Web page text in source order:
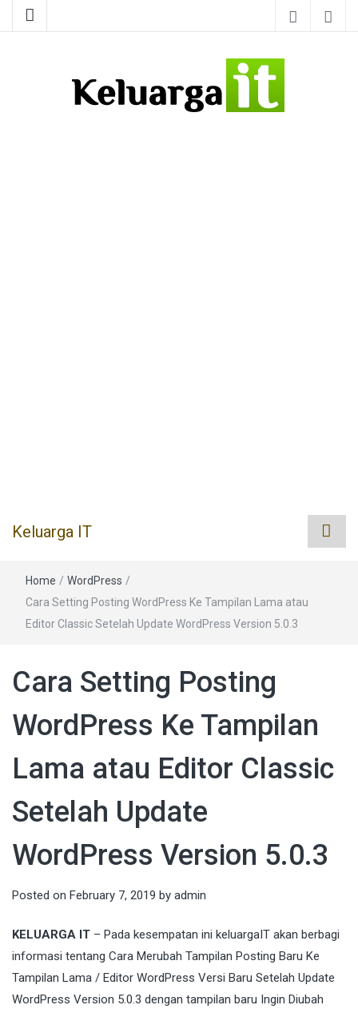
Keluarga IT
Home / WordPress /
Cara Setting Posting WordPress Ke Tampilan Lama atau
Editor Classic Setelah Update WordPress Version 5.0.3
Cara Setting Posting
WordPress Ke Tampilan
Lama atau Editor Classic
Setelah Update
WordPress Version 5.0.3
Posted on February 7, 2019 by admin
KELUARGA IT – Pada kesempatan ini keluargaIT akan berbagi
informasi tentang Cara Merubah Tampilan Posting Baru Ke
Tampilan Lama / Editor WordPress Versi Baru Setelah Update
WordPress Version 5.0.3 dengan tampilan baru Ingin Diubah